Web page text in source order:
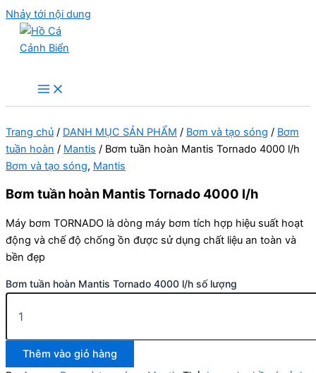
Nhảy tới nội dung
Trang chủ / DANH MỤC SẢN PHẨM / Bơm và tạo sóng / Bơm
tuần hoàn / Mantis / Bơm tuần hoàn Mantis Tornado 4000 l/h
Bơm và tạo sóng, Mantis
Bơm tuần hoàn Mantis Tornado 4000 l/h
Máy bơm TORNADO là dòng máy bơm tích hợp hiệu suất hoạt
động và chế độ chống ồn được sử dụng chất liệu an toàn và
bền đẹp
Bơm tuần hoàn Mantis Tornado 4000 l/h số lượng
Thêm vào giỏ hàng